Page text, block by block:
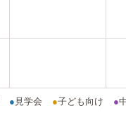
● 見学会 ●子ども向け ●